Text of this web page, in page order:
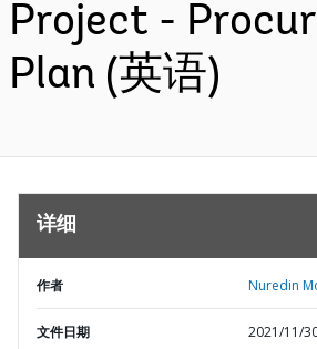
Project -
Plan (英语)
详细
作者 Nuredin
文件日期 2021/11/